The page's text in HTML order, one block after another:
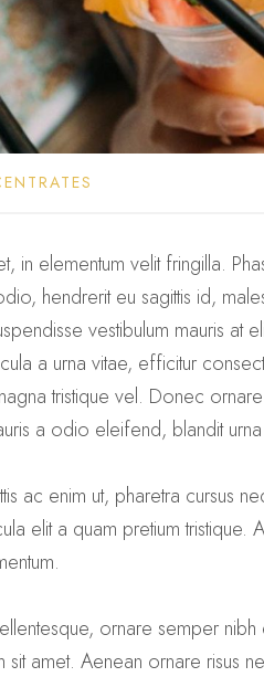
in elementum velit fringilla.
hendrerit eu sagittis id,
vestibulum mauris at
a urna vitae, efficitur
tristique vel. Donec
a odio eleifend, blandit
ac enim ut, pharetra cursus
elit a quam pretium
ornare semper
amet. Aenean ornare risus